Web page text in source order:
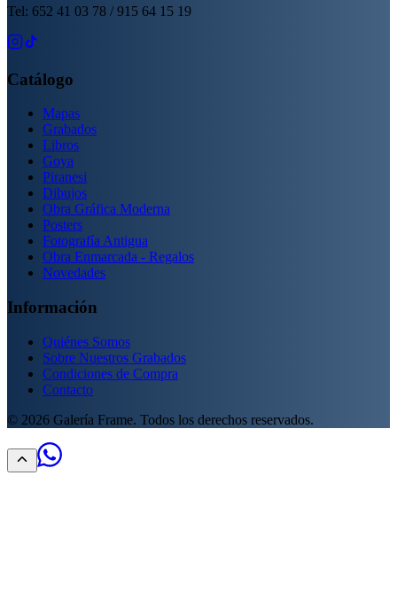
Tel: 652 41 03 78 / 915 64 15 19
Catálogo
Mapas
Grabados
Libros
Goya
Piranesi
Dibujos
Obra Gráfica Moderna
Posters
Fotografía Antigua
Obra Enmarcada - Regalos
Novedades
Información
Quiénes Somos
Sobre Nuestros Grabados
Condiciones de Compra
Contacto
© 2026 Galería Frame. Todos los derechos reservados.